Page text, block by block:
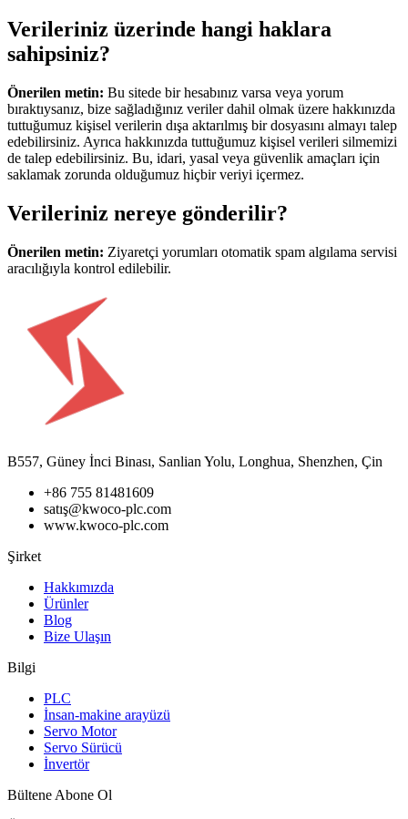
Verileriniz üzerinde hangi haklara
sahipsiniz?
Önerilen metin: Bu sitede bir hesabınız varsa veya yorum
bıraktıysanız, bize sağladığınız veriler dahil olmak üzere hakkınızda
tuttuğumuz kişisel verilerin dışa aktarılmış bir dosyasını almayı talep
edebilirsiniz. Ayrıca hakkınızda tuttuğumuz kişisel verileri silmemizi
de talep edebilirsiniz. Bu, idari, yasal veya güvenlik amaçları için
saklamak zorunda olduğumuz hiçbir veriyi içermez.
Verileriniz nereye gönderilir?
Önerilen metin: Ziyaretçi yorumları otomatik spam algılama servisi
aracılığıyla kontrol edilebilir.
B557, Güney İnci Binası, Sanlian Yolu, Longhua, Shenzhen, Çin
+86 755 81481609
satış@kwoco-plc.com
www.kwoco-plc.com
Şirket
Hakkımızda
Ürünler
Blog
Bize Ulaşın
Bilgi
PLC
İnsan-makine arayüzü
Servo Motor
Servo Sürücü
İnvertör
Bültene Abone Ol